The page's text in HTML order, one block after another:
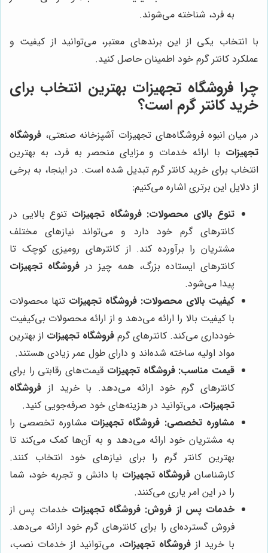
به فرد، شناخته می‌شوند.
با انتخاب یکی از این برندهای معتبر، می‌توانید از کیفیت و
عملکرد کانتر گرم خود اطمینان حاصل کنید.
چرا فروشگاه تجهیزات بهترین انتخاب برای
خرید کانتر گرم است؟
در میان انبوه فروشگاه‌های تجهیزات آشپزخانه صنعتی، فروشگاه
تجهیزات با ارائه خدمات و مزایای منحصر به فرد، به بهترین
انتخاب برای خرید کانتر گرم تبدیل شده است. در اینجا، به برخی
از دلایل این برتری اشاره می‌کنیم:
تنوع بالای محصولات: فروشگاه تجهیزات تنوع بالایی در
کانترهای گرم خود دارد و می‌تواند نیازهای مختلف
مشتریان را برآورده کند. از کانترهای رومیزی کوچک تا
کانترهای ایستاده بزرگ، همه چیز در فروشگاه تجهیزات
پیدا می‌شود.
کیفیت بالای محصولات: فروشگاه تجهیزات تنها محصولات
با کیفیت بالا را ارائه می‌دهد و از ارائه محصولات بی‌کیفیت
خودداری می‌کند. کانترهای گرم فروشگاه تجهیزات از بهترین
مواد اولیه ساخته شده‌اند و دارای طول عمر زیادی هستند.
قیمت مناسب: فروشگاه تجهیزات قیمت‌های رقابتی را برای
کانترهای گرم خود ارائه می‌دهد. با خرید از فروشگاه
تجهیزات، می‌توانید در هزینه‌های خود صرفه‌جویی کنید.
مشاوره تخصصی: فروشگاه تجهیزات مشاوره تخصصی را
به مشتریان خود ارائه می‌دهد و به آن‌ها کمک می‌کند تا
بهترین کانتر گرم را برای نیازهای خود انتخاب کنند.
کارشناسان فروشگاه تجهیزات با دانش و تجربه خود، شما
را در این امر یاری می‌کنند.
خدمات پس از فروش: فروشگاه تجهیزات خدمات پس از
فروش گسترده‌ای را برای کانترهای گرم خود ارائه می‌دهد.
با خرید ازفروشگاه تجهیزات، می‌توانید از خدمات نصب،